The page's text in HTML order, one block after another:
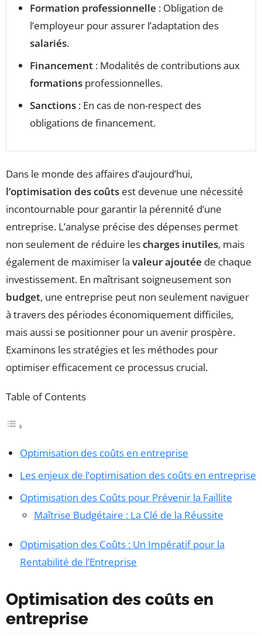
Formation professionnelle : Obligation de
l’employeur pour assurer l’adaptation des
salariés.
Financement : Modalités de contributions aux
formations professionnelles.
Sanctions : En cas de non-respect des
obligations de financement.
Dans le monde des affaires d’aujourd’hui,
l’optimisation des coûts est devenue une nécessité
incontournable pour garantir la pérennité d’une
entreprise. L’analyse précise des dépenses permet
non seulement de réduire lescharges inutiles, mais
également de maximiser la valeur ajoutée de chaque
investissement. En maîtrisant soigneusement son
budget, une entreprise peut non seulement naviguer
à travers des périodes économiquement difficiles,
mais aussi se positionner pour un avenir prospère.
Examinons les stratégies et les méthodes pour
optimiser efficacement ce processus crucial.
Table of Contents
Optimisation des coûts en entreprise
Les enjeux de l’optimisation des coûts en entreprise
Optimisation des Coûts pour Prévenir la Faillite
Maîtrise Budgétaire : La Clé de la Réussite
Optimisation des Coûts : Un Impératif pour la
Rentabilité de l’Entreprise
Optimisation des coûts en
entreprise